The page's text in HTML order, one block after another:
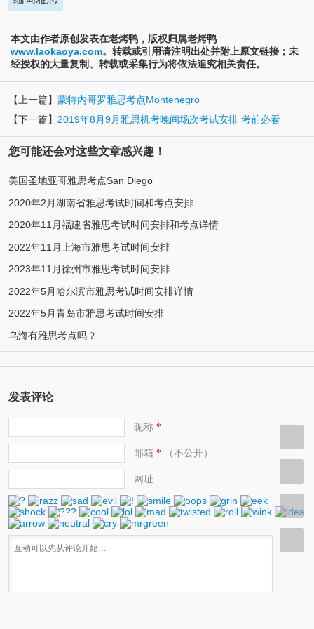
本文由作者原创发表在老烤鸭，版权归属老烤鸭
www.laokaoya.com。转载或引用请注明出处并附上原文链接；未
经授权的大量复制、转载或采集行为将依法追究相关责任。
【上一篇】 蒙特内哥罗雅思考点Montenegro
【下一篇】 2019年8月9月雅思机考晚间场次考试安排 考前必看
您可能还会对这些文章感兴趣！
美国圣地亚哥雅思考点San Diego
2020年2月湖南省雅思考试时间和考点安排
2020年11月福建省雅思考试时间安排和考点详情
2022年11月上海市雅思考试时间安排
2023年11月徐州市雅思考试时间安排
2022年5月哈尔滨市雅思考试时间安排详情
2022年5月青岛市雅思考试时间安排
乌海有雅思考点吗？
发表评论
昵称*
邮箱 *（不公开）
网址